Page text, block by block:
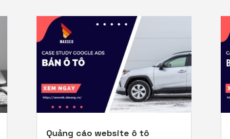
Quảng cáo website ô tô